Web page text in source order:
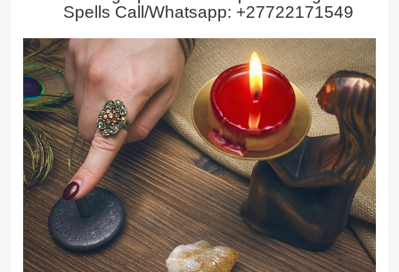
Spells Call/Whatsapp: +27722171549